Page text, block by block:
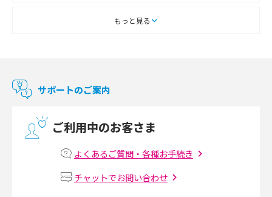
2017年10月(4)
2017年8月(4)
2017年7月(6)
2017年6月(6)
スマートテレビとは？特徴や選び方、使い方をわかりやすく解説
マンションで使えるWi-Fiは？種類ごとの特徴や選び方を紹介
マンションで光回線の利用を始める手順は？設備状況の確認方法も解説
Wi-Fiルーターの設定方法をわかりやすく解説！事前に準備すべきものも紹
もっと見る
サポートのご案内
ご利用中のお客さま
よくあるご質問・各種お手続き
チャットでお問い合わせ